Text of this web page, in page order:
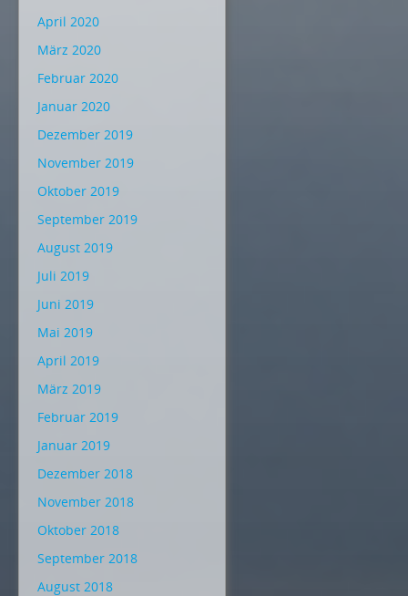
April 2020
März 2020
Februar 2020
Januar 2020
Dezember 2019
November 2019
Oktober 2019
September 2019
August 2019
Juli 2019
Juni 2019
Mai 2019
April 2019
März 2019
Februar 2019
Januar 2019
Dezember 2018
November 2018
Oktober 2018
September 2018
August 2018